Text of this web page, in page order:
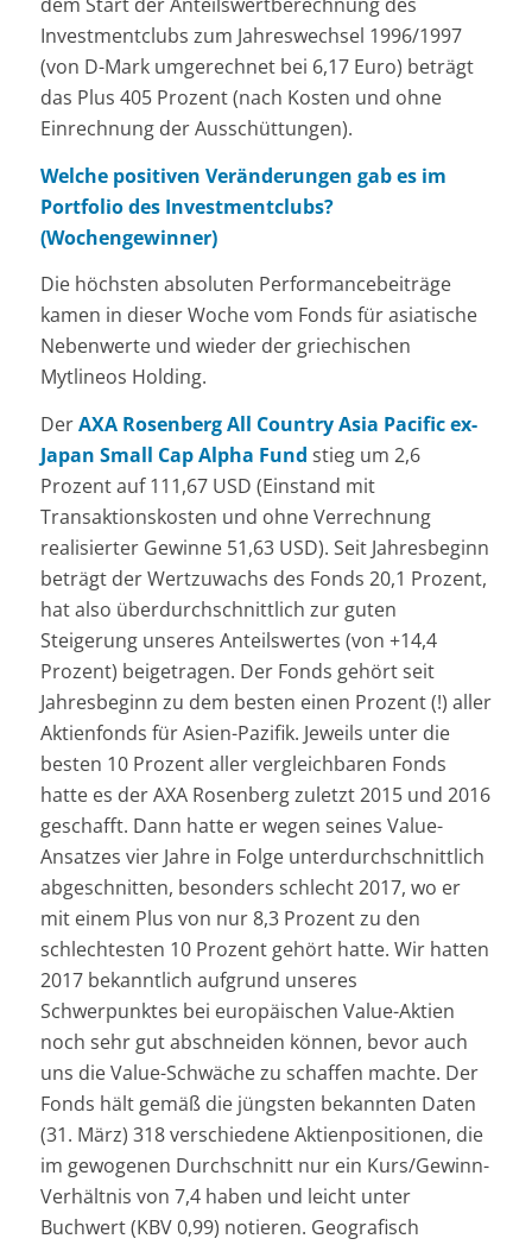
Investmentclubs zum Jahreswechsel 1996/1997
(von D-Mark umgerechnet bei 6,17 Euro) beträgt
das Plus 405 Prozent (nach Kosten und ohne
Einrechnung der Ausschüttungen).
Welche positiven Veränderungen gab es im
Portfolio des Investmentclubs?
(Wochengewinner)
Die höchsten absoluten Performancebeiträge
kamen in dieser Woche vom Fonds für asiatische
Nebenwerte und wieder der griechischen
Mytlineos Holding.
DerAXA Rosenberg All Country Asia Pacific ex-
Japan Small Cap Alpha Fund stieg um 2,6
Prozent auf 111,67 USD (Einstand mit
Transaktionskosten und ohne Verrechnung
realisierter Gewinne 51,63 USD). Seit Jahresbeginn
beträgt der Wertzuwachs des Fonds 20,1 Prozent,
hat also überdurchschnittlich zur guten
Steigerung unseres Anteilswertes (von +14,4
Prozent) beigetragen. Der Fonds gehört seit
Jahresbeginn zu dem besten einen Prozent (!) aller
Aktienfonds für Asien-Pazifik. Jeweils unter die
besten 10 Prozent aller vergleichbaren Fonds
hatte es der AXA Rosenberg zuletzt 2015 und 2016
geschafft. Dann hatte er wegen seines Value-
Ansatzes vier Jahre in Folge unterdurchschnittlich
abgeschnitten, besonders schlecht 2017, wo er
mit einem Plus von nur 8,3 Prozent zu den
schlechtesten 10 Prozent gehört hatte. Wir hatten
2017 bekanntlich aufgrund unseres
Schwerpunktes bei europäischen Value-Aktien
noch sehr gut abschneiden können, bevor auch
uns die Value-Schwäche zu schaffen machte. Der
Fonds hält gemäß die jüngsten bekannten Daten
(31. März) 318 verschiedene Aktienpositionen, die
im gewogenen Durchschnitt nur ein Kurs/Gewinn-
Verhältnis von 7,4 haben und leicht unter
Buchwert (KBV 0,99) notieren. Geografisch